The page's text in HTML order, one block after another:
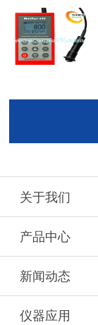
关于我们
产品中心
新闻动态
仪器应用